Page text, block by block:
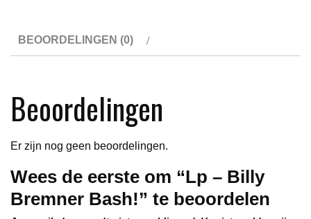
aantal
BEOORDELINGEN (0)
Beoordelingen
Er zijn nog geen beoordelingen.
Wees de eerste om “Lp – Billy
Bremner Bash!” te beoordelen